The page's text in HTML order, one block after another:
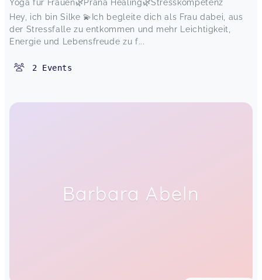
Yoga für Frauen🌿Prana Healing🌿Stresskompetenz
Hey, ich bin Silke 💫Ich begleite dich als Frau dabei, aus
der Stressfalle zu entkommen und mehr Leichtigkeit,
Energie und Lebensfreude zu f...
2 Events
Barbara Abeln